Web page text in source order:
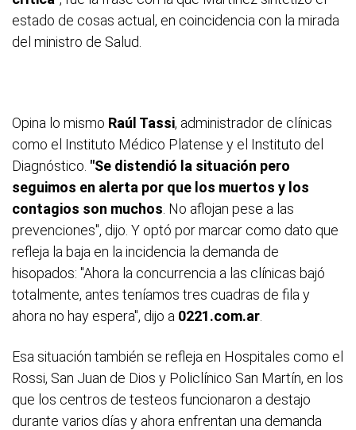
estado de cosas actual, en coincidencia con la mirada
del ministro de Salud.
Opina lo mismo Raúl Tassi, administrador de clínicas
como el Instituto Médico Platense y el Instituto del
Diagnóstico. "Se distendió la situación pero
seguimos en alerta por que los muertos y los
contagios son muchos . No aflojan pese a las
prevenciones", dijo. Y optó por marcar como dato que
refleja la baja en la incidencia la demanda de
hisopados: "Ahora la concurrencia a las clínicas bajó
totalmente, antes teníamos tres cuadras de fila y
ahora no hay espera", dijo a 0221.com.ar
Esa situación también se refleja en Hospitales como el
Rossi, San Juan de Dios y Policlínico San Martín, en los
que los centros de testeos funcionaron a destajo
durante varios días y ahora enfrentan una demanda